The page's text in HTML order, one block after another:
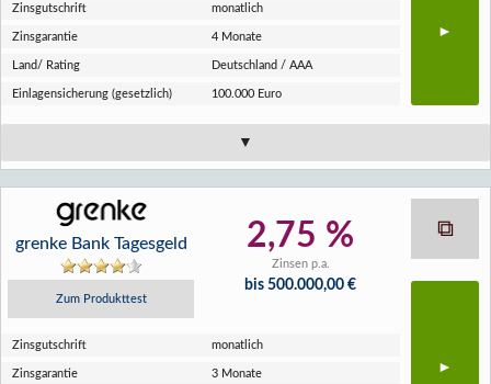
Zins­gutschrift monatlich
Zins­garantie 4 Monate
Land/ Rating Deutschland / AAA
Einlagen­sicherung (gesetzlich) 100.000 Euro
grenke Bank Tagesgeld
Zum Produkttest
2,75 %
Zinsen p.a.
bis 500.000,00 €
Zins­gutschrift monatlich
Zins­garantie 3 Monate